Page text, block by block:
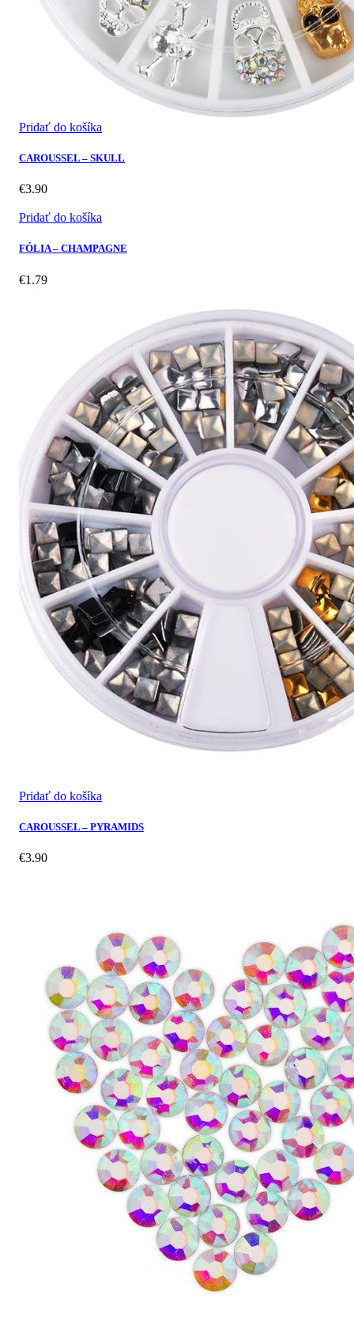
Pridať do košíka
CAROUSSEL – SKULL
€3.90
Pridať do košíka
FÓLIA – CHAMPAGNE
€1.79
Pridať do košíka
CAROUSSEL – PYRAMIDS
€3.90